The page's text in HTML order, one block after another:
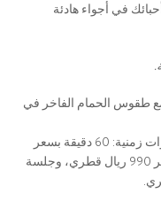
في أجواء هادئة
.
مع طقوس الحمام الفاخر في
تتوفر هذه التجربة المجددة للنشاط بثلاث فترات زمنية: 60 دقيقة بسعر
690 ريال قطري، تجربة لمدة 90 دقيقة بسعر 990 ريال قطري، وجلسة